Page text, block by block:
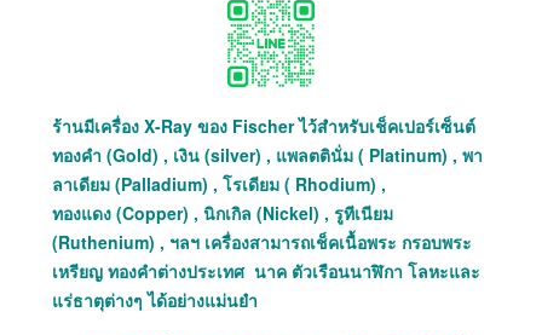
ร้านมีเครื่อง X-Ray ของ Fischer ไว้สำหรับเช็คเปอร์เซ็นต์
ทองคำ (Gold) , เงิน (silver) , แพลตตินั่ม ( Platinum) , พา
ลาเดียม (Palladium) , โรเดียม ( Rhodium) ,
ทองแดง (Copper) , นิกเกิล (Nickel) , รูทีเนียม
(Ruthenium) , ฯลฯ เครื่องสามารถเช็คเนื้อพระ กรอบพระ
เหรียญ ทองคำต่างประเทศ นาค ตัวเรือนนาฬิกา โลหะและ
แร่ธาตุต่างๆ ได้อย่างแม่นยำ